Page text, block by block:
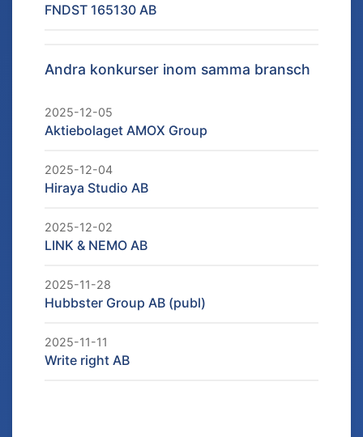
FNDST 165130 AB
Andra konkurser inom samma bransch
2025-12-05
Aktiebolaget AMOX Group
2025-12-04
Hiraya Studio AB
2025-12-02
LINK & NEMO AB
2025-11-28
Hubbster Group AB (publ)
2025-11-11
Write right AB